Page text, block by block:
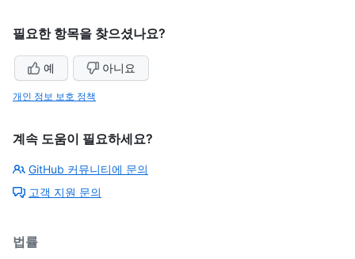
필요한 항목을 찾으셨나요?
예 아니요
개인 정보 보호 정책
계속 도움이 필요하세요?
GitHub 커뮤니티에 문의
고객 지원 문의
법률